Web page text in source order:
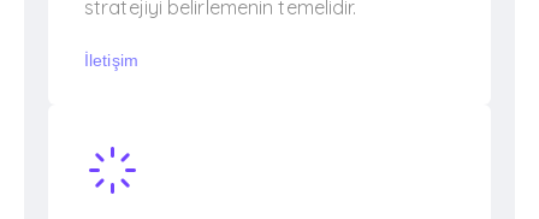
stratejiyi belirlemenin temelidir.
İletişim